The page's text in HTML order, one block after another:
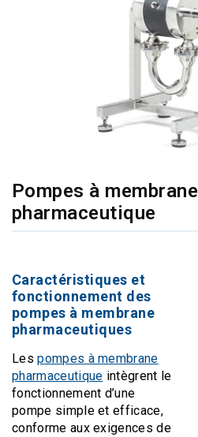
Pompes à membrane
pharmaceutique
Caractéristiques et
fonctionnement des
pompes à membrane
pharmaceutiques
Lespompes à membrane
pharmaceutique intègrent le
fonctionnement d’une
pompe simple et efficace,
conforme aux exigences de